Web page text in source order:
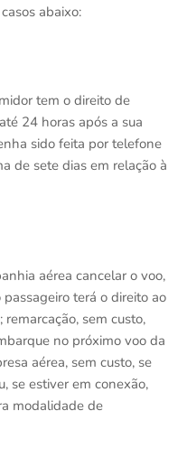
abaixo:
tem o direito de
24 horas após a sua
sido feita por telefone
de sete dias em relação à
aérea cancelar o voo,
terá o direito ao
sem custo,
no próximo voo da
aérea, sem custo, se
se estiver em conexão,
modalidade de